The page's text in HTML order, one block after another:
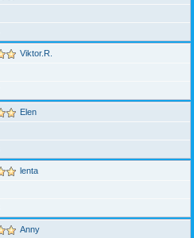
Viktor.R.
Elen
lenta
Anny